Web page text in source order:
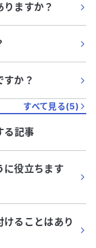
ますか？
すか？
すべて見る(5)
る記事
に役立ちます
ることはあり